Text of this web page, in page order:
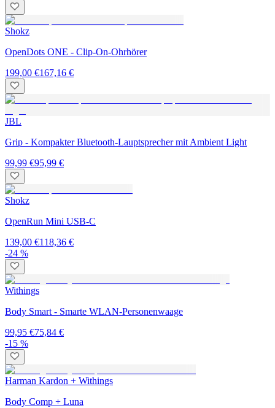
Shokz
OpenDots ONE - Clip-On-Ohrhörer
199,00 €167,16 €
JBL
Grip - Kompakter Bluetooth-Lauptsprecher mit Ambient Light
99,99 €95,99 €
Shokz
OpenRun Mini USB-C
139,00 €118,36 €
-24 %
Withings
Body Smart - Smarte WLAN-Personenwaage
99,95 €75,84 €
-15 %
Harman Kardon + Withings
Body Comp + Luna